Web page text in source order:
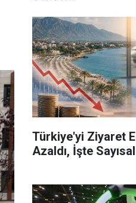
Türkiye'yi Ziyaret
Azaldı, İşte